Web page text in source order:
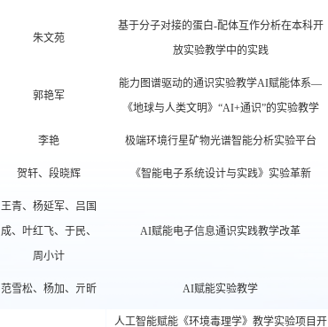
朱文苑
基于分子对接的蛋白-配体互作分析在本科开
放实验教学中的实践
郭艳军
能力图谱驱动的通识实验教学AI赋能体系—
《地球与人类文明》“AI+通识”的实验教学
李艳 极端环境行星矿物光谱智能分析实验平台
贺轩、段晓辉 《智能电子系统设计与实践》实验革新
王青、杨延军、吕国
成、叶红飞、于民、
周小计
AI赋能电子信息通识实践教学改革
范雪松、杨加、亓昕 AI赋能实验教学
人工智能赋能《环境毒理学》教学实验项目开